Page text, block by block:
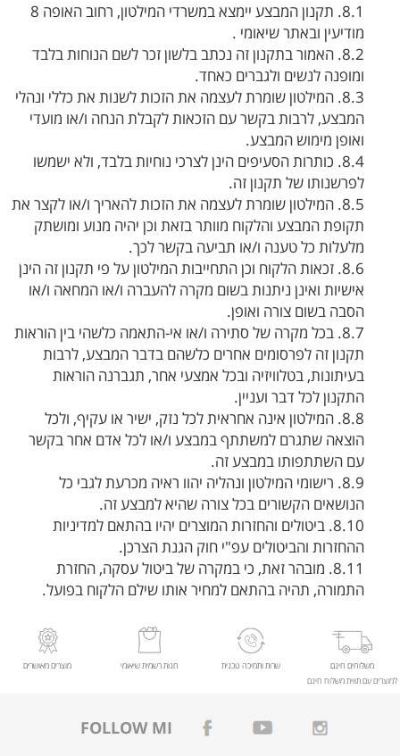
8.1. תקנון המבצע יימצא במשרדי המילטון, רחוב האופה 8
מודיעין ובאתר שיאומי .
8.2. האמור בתקנון זה נכתב בלשון זכר לשם הנוחות בלבד
ומופנה לנשים ולגברים כאחד.
8.3. המילטון שומרת לעצמה את הזכות לשנות את כללי ונהלי
המבצע, לרבות בקשר עם הזכאות לקבלת הנחה ו/או מועדי
ואופן מימוש המבצע.
8.4. כותרות הסעיפים הינן לצרכי נוחיות בלבד, ולא ישמשו
לפרשנותו של תקנון זה.
8.5. המילטון שומרת לעצמה את הזכות להאריך ו/או לקצר את
תקופת המבצע והלקוח מוותר בזאת וכן יהיה מנוע ומושתק
מלעלות כל טענה ו/או תביעה בקשר לכך.
8.6. זכאות הלקוח וכן התחייבות המילטון על פי תקנון זה הינן
אישיות ואינן ניתנות בשום מקרה להעברה ו/או המחאה ו/או
הסבה בשום צורה ואופן.
8.7. בכל מקרה של סתירה ו/או אי-התאמה כלשהי בין הוראות
תקנון זה לפרסומים אחרים כלשהם בדבר המבצע, לרבות
בעיתונות, בטלוויזיה ובכל אמצעי אחר, תגברנה הוראות
התקנון לכל דבר ועניין.
8.8. המילטון אינה אחראית לכל נזק, ישיר או עקיף, ולכל
הוצאה שתגרם למשתתף במבצע ו/או לכל אדם אחר בקשר
עם השתתפותו במבצע זה.
8.9. רישומי המילטון ונהליה יהוו ראיה מכרעת לגבי כל
הנושאים הקשורים בכל צורה שהיא למבצע זה.
8.10. ביטולים והחזרות המוצרים יהיו בהתאם למדיניות
ההחזרות והביטולים עפ"י חוק הגנת הצרכן.
8.11. מובהר זאת, כי במקרה של ביטול עסקה, החזרת
התמורה, תהיה בהתאם למחיר אותו שילם הלקוח בפועל.
משלוחים חינם
למוצרים עם תווית משלוח חינם
שרות ותמיכה טכנית חנות רשמית שיאומי מוצרים מאושרים
FOLLOW MI